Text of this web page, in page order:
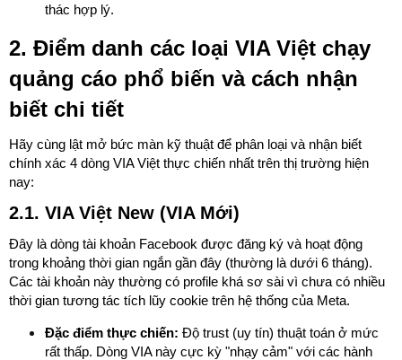
thác hợp lý.
2. Điểm danh các loại VIA Việt chạy
quảng cáo phổ biến và cách nhận
biết chi tiết
Hãy cùng lật mở bức màn kỹ thuật để phân loại và nhận biết
chính xác 4 dòng VIA Việt thực chiến nhất trên thị trường hiện
nay:
2.1. VIA Việt New (VIA Mới)
Đây là dòng tài khoản Facebook được đăng ký và hoạt động
trong khoảng thời gian ngắn gần đây (thường là dưới 6 tháng).
Các tài khoản này thường có profile khá sơ sài vì chưa có nhiều
thời gian tương tác tích lũy cookie trên hệ thống của Meta.
Đặc điểm thực chiến: Độ trust (uy tín) thuật toán ở mức
rất thấp. Dòng VIA này cực kỳ "nhạy cảm" với các hành